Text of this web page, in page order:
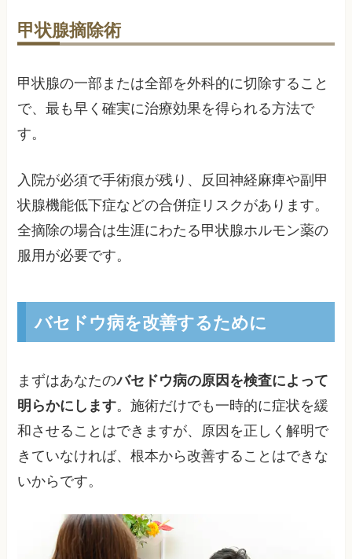
甲状腺摘除術
甲状腺の一部または全部を外科的に切除すること
で、最も早く確実に治療効果を得られる方法で
す。
入院が必須で手術痕が残り、反回神経麻痺や副甲
状腺機能低下症などの合併症リスクがあります。
全摘除の場合は生涯にわたる甲状腺ホルモン薬の
服用が必要です。
バセドウ病を改善するために
まずはあなたのバセドウ病の原因を検査によって
明らかにします。施術だけでも一時的に症状を緩
和させることはできますが、原因を正しく解明で
きていなければ、根本から改善することはできな
いからです。